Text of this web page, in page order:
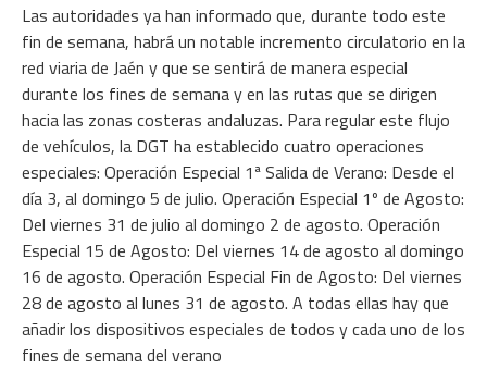
Las autoridades ya han informado que, durante todo este
fin de semana, habrá un notable incremento circulatorio en la
red viaria de Jaén y que se sentirá de manera especial
durante los fines de semana y en las rutas que se dirigen
hacia las zonas costeras andaluzas. Para regular este flujo
de vehículos, la DGT ha establecido cuatro operaciones
especiales: Operación Especial 1ª Salida de Verano: Desde el
día 3, al domingo 5 de julio. Operación Especial 1º de Agosto:
Del viernes 31 de julio al domingo 2 de agosto. Operación
Especial 15 de Agosto: Del viernes 14 de agosto al domingo
16 de agosto. Operación Especial Fin de Agosto: Del viernes
28 de agosto al lunes 31 de agosto. A todas ellas hay que
añadir los dispositivos especiales de todos y cada uno de los
fines de semana del verano